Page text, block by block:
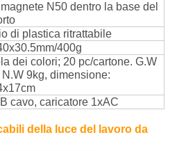
N50 dentro la base del
di plastica ritrattabile
400g
dei colori; 20 pc/cartone. G.W
N.W 9kg, dimensione:
cavo, caricatore 1xAC
della luce del lavoro da